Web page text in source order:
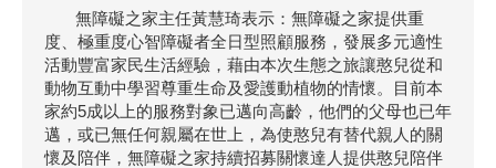
無障礙之家主任黃慧琦表示：無障礙之家提供重
度、極重度心智障礙者全日型照顧服務，發展多元適性
活動豐富家民生活經驗，藉由本次生態之旅讓憨兒從和
動物互動中學習尊重生命及愛護動植物的情懷。目前本
家約5成以上的服務對象已邁向高齡，他們的父母也已年
邁，或已無任何親屬在世上，為使憨兒有替代親人的關
懷及陪伴，無障礙之家持續招募關懷達人提供憨兒陪伴